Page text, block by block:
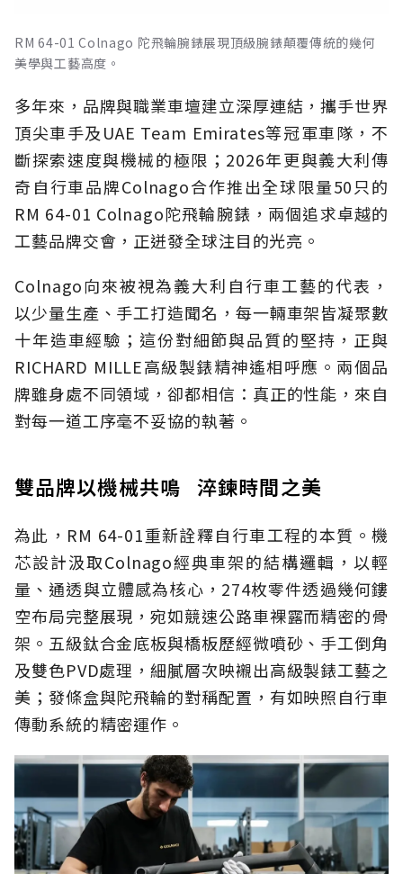
RM 64-01 Colnago 陀飛輪腕錶展現頂級腕錶顛覆傳統的幾何
美學與工藝高度。
多年來，品牌與職業車壇建立深厚連結，攜手世界
頂尖車手及UAE Team Emirates等冠軍車隊，不
斷探索速度與機械的極限；2026年更與義大利傳
奇自行車品牌Colnago合作推出全球限量50只的
RM 64-01 Colnago陀飛輪腕錶，兩個追求卓越的
工藝品牌交會，正迸發全球注目的光亮。
Colnago向來被視為義大利自行車工藝的代表，
以少量生產、手工打造聞名，每一輛車架皆凝聚數
十年造車經驗；這份對細節與品質的堅持，正與
RICHARD MILLE高級製錶精神遙相呼應。兩個品
牌雖身處不同領域，卻都相信：真正的性能，來自
對每一道工序毫不妥協的執著。
雙品牌以機械共鳴 淬鍊時間之美
為此，RM 64-01重新詮釋自行車工程的本質。機
芯設計汲取Colnago經典車架的結構邏輯，以輕
量、通透與立體感為核心，274枚零件透過幾何鏤
空布局完整展現，宛如競速公路車裸露而精密的骨
架。五級鈦合金底板與橋板歷經微噴砂、手工倒角
及雙色PVD處理，細膩層次映襯出高級製錶工藝之
美；發條盒與陀飛輪的對稱配置，有如映照自行車
傳動系統的精密運作。